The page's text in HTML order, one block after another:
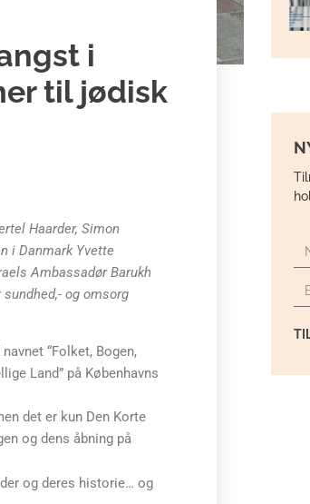
i
til jødisk
Haarder, Simon
i Danmark Yvette
Ambassadør Barukh
og omsorg
“Folket, Bogen,
Land” på Københavns
det er kun Den Korte
og dens åbning på
og deres historie… og